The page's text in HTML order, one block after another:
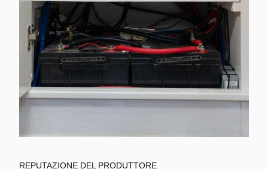
REPUTAZIONE DEL PRODUTTORE